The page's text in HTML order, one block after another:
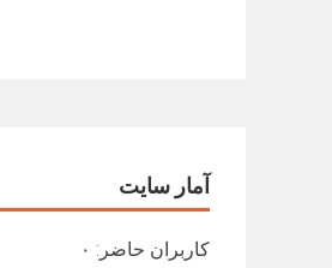
آمار سایت
کاربران حاضر: ۰